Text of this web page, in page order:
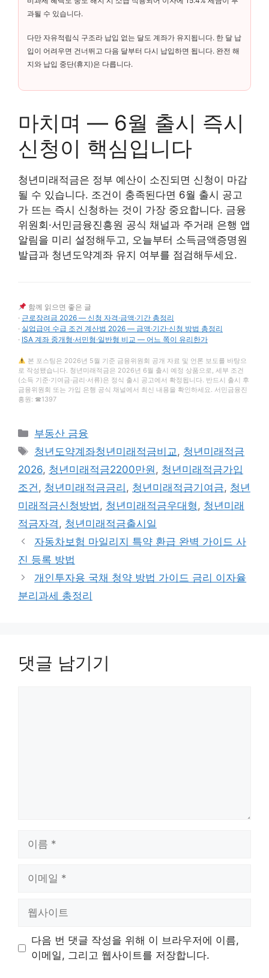
과될 수 있습니다.
다만 자유적립식 구조라 납입 없는 달도 계좌가 유지됩니다. 한 달 납
입이 어려우면 건너뛰고 다음 달부터 다시 납입하면 됩니다. 완전 해
지와 납입 중단(휴지)은 다릅니다.
마치며 — 6월 출시 즉시
신청이 핵심입니다
청년미래적금은 정부 예산이 소진되면 신청이 마감
될 수 있습니다. 조건이 충족된다면 6월 출시 공고
가 뜨는 즉시 신청하는 것이 가장 중요합니다. 금융
위원회·서민금융진흥원 공식 채널과 주거래 은행 앱
알림을 미리 설정해두고, 오늘부터 소득금액증명원
발급과 청년도약계좌 유지 여부를 점검해두세요.
함께 읽으면 좋은 글
· 근로장려금 2026 — 신청 자격·금액·기간 총정리
· 실업급여 수급 조건 계산법 2026 — 금액·기간·신청 방법 총정리
· ISA 계좌 중개형·서민형·일반형 비교 — 어느 쪽이 유리한가
본 포스팅은 2026년 5월 기준 금융위원회 공개 자료 및 언론 보도를 바탕으
로 작성됐습니다. 청년미래적금은 2026년 6월 출시 예정 상품으로, 세부 조건
(소득 기준·기여금·금리·서류)은 정식 출시 공고에서 확정됩니다. 반드시 출시 후
금융위원회 또는 가입 은행 공식 채널에서 최신 내용을 확인하세요. 서민금융진
흥원: ☎1397
카
테
리
부동산 금융
태
그
청년도약계좌청년미래적금비교, 청년미래적금
2026, 청년미래적금2200만원, 청년미래적금가입
조건, 청년미래적금금리 , 청년미래적금기여금, 청년
미래적금신청방법, 청년미래적금우대형, 청년미래
적금자격, 청년미래적금출시일
자동차보험 마일리지 특약 환급 완벽 가이드 사
진 등록 방법
개인투자용 국채 청약 방법 가이드 금리 이자율
분리과세 총정리
댓글 남기기
트
다음 번 댓글 작성을 위해 이 브라우저에 이름,
이메일, 그리고 웹사이트를 저장합니다.